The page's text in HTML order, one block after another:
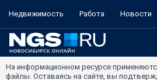
Недвижимость Работа Новости
На информационном ресурсе
файлы. Оставаясь на сайте, вы